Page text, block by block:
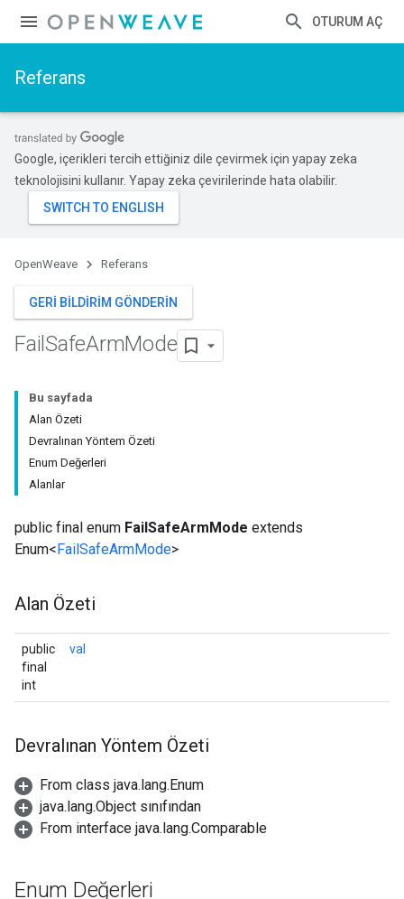
OTURUM AÇ
Referans
Google, içerikleri tercih ettiğiniz dile çevirmek için yapay zeka
teknolojisini kullanır. Yapay zeka çevirilerinde hata olabilir.
OpenWeave Referans
GERI BILDIRIM GÖNDERIN
FailSafeArmMode
Bu sayfada
Alan Özeti
Devralınan Yöntem Özeti
Enum Değerleri
Alanlar
public final enum FailSafeArmMode extends
Enum<FailSafeArmMode>
Alan Özeti
public
final
int
val
Devralınan Yöntem Özeti
From class java.lang.Enum
java.lang.Object sınıfından
From interface java.lang.Comparable
Enum Değerleri